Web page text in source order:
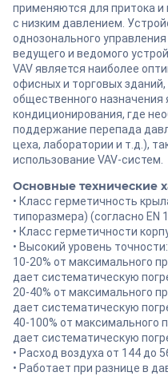
применяются для притока
с низким давлением.
однозонального
ведущего и ведомого
VAV является наиболее
офисных и торговых
общественного назначения
кондиционирования, где
поддержание перепада
цеха, лаборатории и т.д.),
использование VAV-систем.
Основные технические
• Класс герметичность
типоразмера) (согласно EN
• Класс герметичности
• Высокий уровень точности:
10-20% от максимального
дает систематическую
20-40% от максимального
дает систематическую
40-100% от максимального
дает систематическую
• Расход воздуха от 144 до
• Работает при разнице в